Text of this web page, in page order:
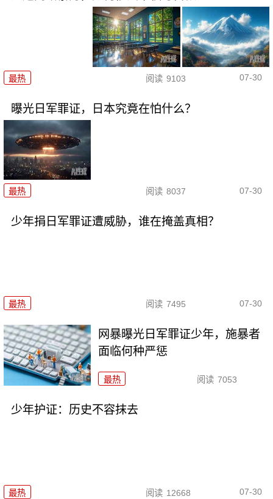
最热 阅读 9103 07-30
曝光日军罪证，日本究竟在怕什么？
最热 阅读 8037 07-30
少年捐日军罪证遭威胁，谁在掩盖真相？
最热 阅读 7495 07-30
网暴曝光日军罪证少年，施暴者
面临何种严惩
最热 阅读 7053
少年护证：历史不容抹去
最热 阅读 12668 07-30